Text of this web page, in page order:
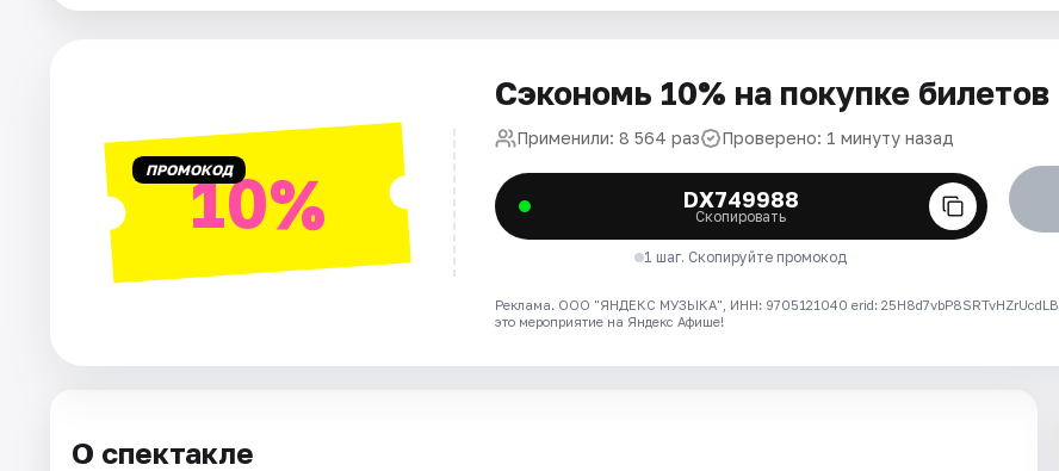
Артисты ПРОМОКОД10%
Сэкономь 10% на покупке билетов
Применили: 8 564 раз Проверено: 1 минуту назад
DX749988
Скопировать
1 шаг. Скопируйте промокод
Реклама. ООО "ЯНДЕКС МУЗЫКА", ИНН: 9705121040 erid: 25H8d7vbP8SRTvHZrUcdLB
это мероприятие на Яндекс Афише!
О спектакле